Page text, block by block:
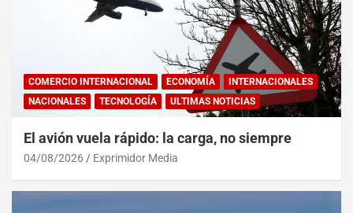
COMERCIO INTERNACIONAL ECONOMÍA
INTERNACIONALES
NACIONALES
TECNOLOGÍA ULTIMAS NOTICIAS
El avión vuela rápido: la carga, no siempre
04/08/2026 Exprimidor Media